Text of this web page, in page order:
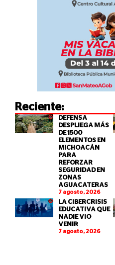
Reciente:
DEFENSA
DESPLIEGA MÁS
DE 1500
ELEMENTOS EN
MICHOACÁN
PARA
REFORZAR
SEGURIDAD EN
ZONAS
AGUACATERAS
7 agosto, 2026
LA CIBERCRISIS
EDUCATIVA QUE
NADIE VIO
VENIR
7 agosto, 2026